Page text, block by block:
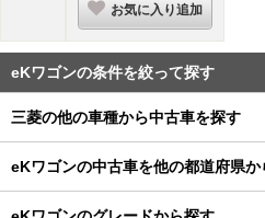
お気に入り追加
eKワゴンの条件を絞って探す
三菱の他の車種から中古車を探す
eKワゴンの中古車を他の都道府県か